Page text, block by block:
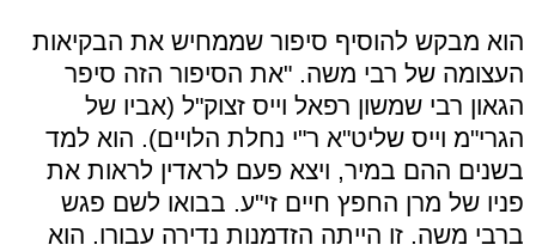
הוא מבקש להוסיף סיפור שממחיש את הבקיאות
העצומה של רבי משה. "את הסיפור הזה סיפר
הגאון רבי שמשון רפאל וייס זצוק"ל (אביו של
הגרי"מ וייס שליט"א ר"י נחלת הלויים). הוא למד
בשנים ההם במיר, ויצא פעם לראדין לראות את
פניו של מרן החפץ חיים זי"ע. בבואו לשם פגש
ברבי משה. זו הייתה הזדמנות נדירה עבורו. הוא